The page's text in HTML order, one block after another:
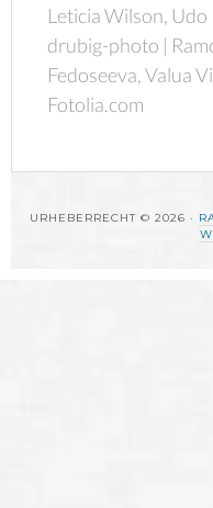
Leticia Wilson, Udo
drubig-photo |
Fedoseeva, Valua
Fotolia.com
URHEBERRECHT © 2026 ·